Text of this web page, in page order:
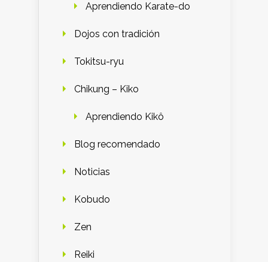
Aprendiendo Karate-do
Dojos con tradición
Tokitsu-ryu
Chikung – Kiko
Aprendiendo Kikô
Blog recomendado
Noticias
Kobudo
Zen
Reiki